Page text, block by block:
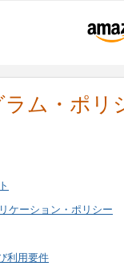
ム・ポリ
ケーション・ポリシー
利用要件